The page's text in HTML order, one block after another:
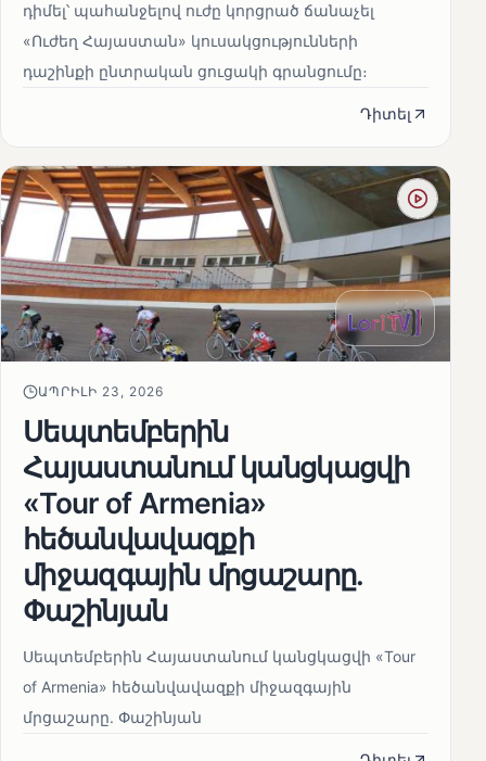
դիմել՝ պահանջելով ուժը կորցրած ճանաչել
«Ուժեղ Հայաստան» կուսակցությունների
դաշինքի ընտրական ցուցակի գրանցումը։
Դիտել
ԱՊՐԻԼԻ 23, 2026
Սեպտեմբերին
Հայաստանում կանցկացվի
«Tour of Armenia»
հեծանվավազքի
միջազգային մրցաշարը.
Փաշինյան
Սեպտեմբերին Հայաստանում կանցկացվի «Tour
of Armenia» հեծանվավազքի միջազգային
մրցաշարը. Փաշինյան